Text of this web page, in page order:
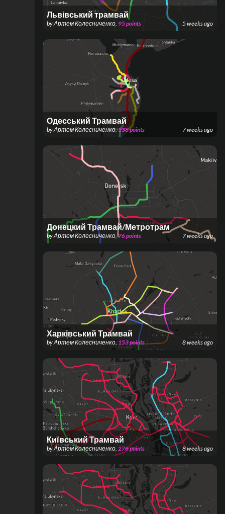
Львівський трамвай
byАртем Колесниченко 95points 5 weeks ago
Одесський Трамвай
byАртем Колесниченко,138points 7 weeks ago
Донецкий Трамвай/Метротрам
byАртем Колесниченко,76points 7 weeks ago
Харківський Трамвай
byАртем Колесниченко 153points 8 weeks ago
Київський Трамвай
byАртем Колесниченко 276points 8 weeks ago